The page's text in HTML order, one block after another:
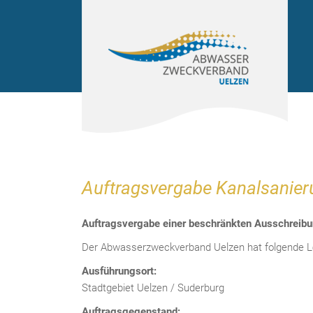
Auftragsvergabe
Auftragsvergabe einer beschränkten
Der Abwasserzweckverband Uelzen hat folgende
Ausführungsort:
Stadtgebiet Uelzen / Suderburg